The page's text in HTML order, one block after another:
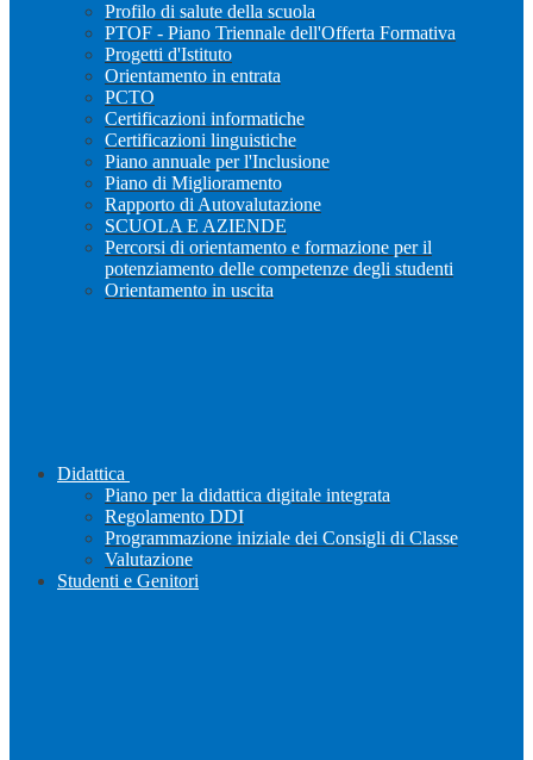
Profilo di salute della scuola
PTOF - Piano Triennale dell'Offerta Formativa
Progetti d'Istituto
Orientamento in entrata
PCTO
Certificazioni informatiche
Certificazioni linguistiche
Piano annuale per l'Inclusione
Piano di Miglioramento
Rapporto di Autovalutazione
SCUOLA E AZIENDE
Percorsi di orientamento e formazione per il
potenziamento delle competenze degli studenti
Orientamento in uscita
Didattica
Piano per la didattica digitale integrata
Regolamento DDI
Programmazione iniziale dei Consigli di Classe
Valutazione
Studenti e Genitori